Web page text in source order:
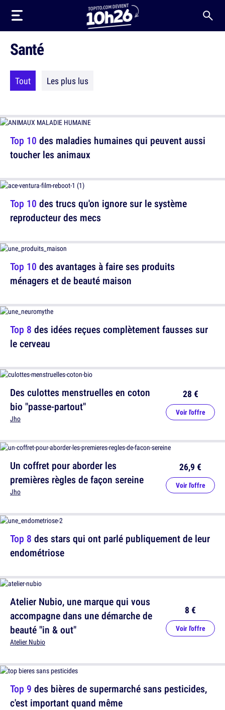
Santé
Tout Les plus lus
Top 10 des maladies humaines qui peuvent aussi
toucher les animaux
Top 10 des avantages à faire ses produits
ménagers et de beauté maison
Des culottes menstruelles en coton
bio "passe-partout"
Jho
28 €
Voir l'offre
Top 8 des stars qui ont parlé publiquement de leur
endométriose
Top 9 des bières de supermarché sans pesticides,
c'est important quand même
Top 10 des trucs qu'on ignore sur le système
reproducteur des mecs
Top 8 des idées reçues complètement fausses sur
le cerveau
Un coffret pour aborder les
premières règles de façon sereine
Jho
26,9 €
Voir l'offre
Atelier Nubio, une marque qui vous
accompagne dans une démarche de
beauté "in & out"
Atelier Nubio
8 €
Voir l'offre